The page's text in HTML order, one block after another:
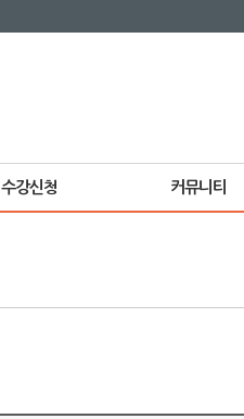
수강신청 커뮤니티